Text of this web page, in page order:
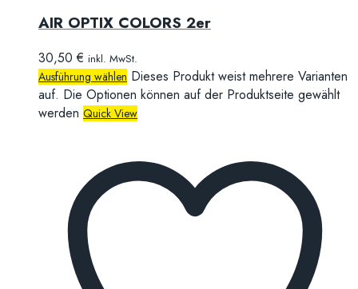
AIR OPTIX COLORS 2er
30,50€ inkl. MwSt.
Ausführung wählen Dieses Produkt weist mehrere Varianten
auf. Die Optionen können auf der Produktseite gewählt
werden Quick View